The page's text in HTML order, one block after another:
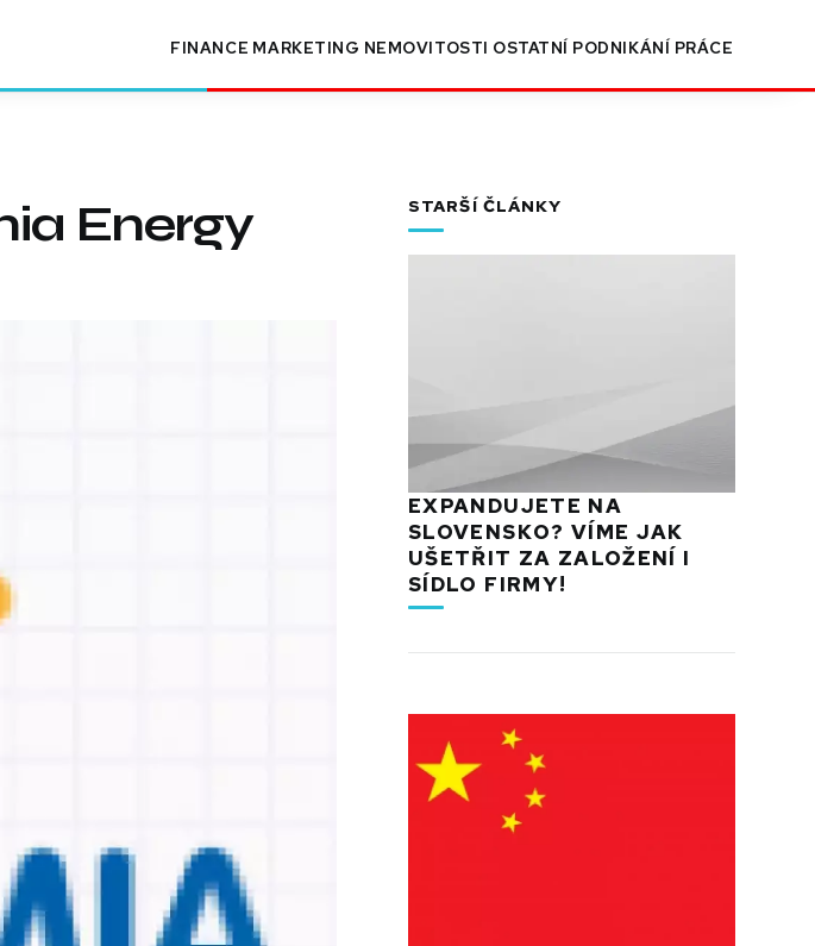
FINANCE MARKETING NEMOVITOSTI OSTATNÍ PODNIKÁNÍ PRÁCE
Energy STARŠÍ ČLÁNKY
EXPANDUJETE NA
SLOVENSKO? VÍME JAK
UŠETŘIT ZA ZALOŽENÍ I
SÍDLO FIRMY!